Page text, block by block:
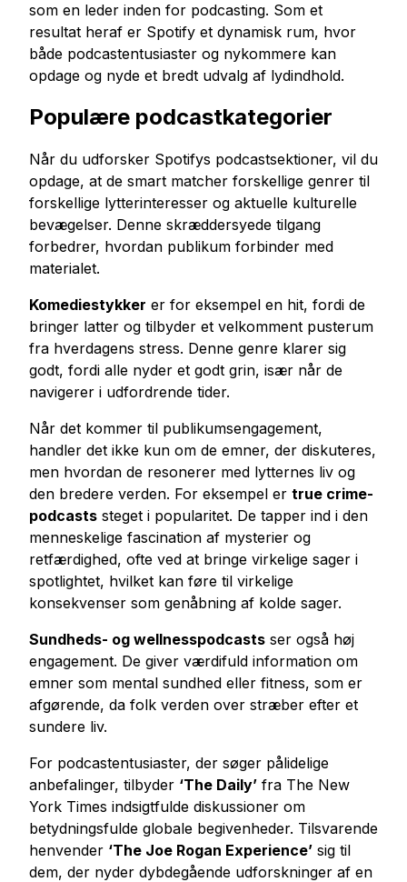
som en leder inden for podcasting. Som et
resultat heraf er Spotify et dynamisk rum, hvor
både podcastentusiaster og nykommere kan
opdage og nyde et bredt udvalg af lydindhold.
Populære podcastkategorier
Når du udforsker Spotifys podcastsektioner, vil du
opdage, at de smart matcher forskellige genrer til
forskellige lytterinteresser og aktuelle kulturelle
bevægelser. Denne skræddersyede tilgang
forbedrer, hvordan publikum forbinder med
materialet.
Komediestykker er for eksempel en hit, fordi de
bringer latter og tilbyder et velkomment pusterum
fra hverdagens stress. Denne genre klarer sig
godt, fordi alle nyder et godt grin, især når de
navigerer i udfordrende tider.
Når det kommer til publikumsengagement,
handler det ikke kun om de emner, der diskuteres,
men hvordan de resonerer med lytternes liv og
den bredere verden. For eksempel er true crime-
podcasts steget i popularitet. De tapper ind i den
menneskelige fascination af mysterier og
retfærdighed, ofte ved at bringe virkelige sager i
spotlightet, hvilket kan føre til virkelige
konsekvenser som genåbning af kolde sager.
Sundheds- og wellnesspodcasts ser også høj
engagement. De giver værdifuld information om
emner som mental sundhed eller fitness, som er
afgørende, da folk verden over stræber efter et
sundere liv.
For podcastentusiaster, der søger pålidelige
anbefalinger, tilbyder ‘The Daily’ fra The New
York Times indsigtfulde diskussioner om
betydningsfulde globale begivenheder. Tilsvarende
henvender ‘The Joe Rogan Experience’ sig til
dem, der nyder dybdegående udforskninger af en